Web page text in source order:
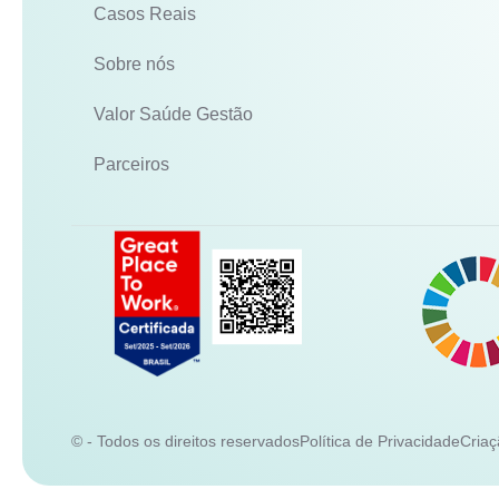
Casos Reais
Sobre nós
Valor Saúde Gestão
Parceiros
© - Todos os direitos reservadosPolítica de Privacidade